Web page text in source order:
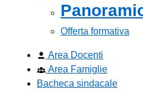
Offerta formativa
Area Docenti
Area Famiglie
Bacheca sindacale